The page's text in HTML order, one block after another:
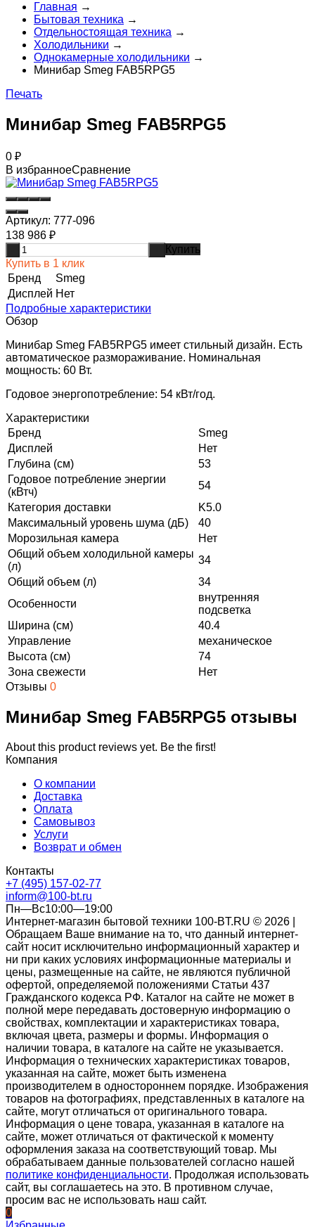
Главная →
Бытовая техника →
Отдельностоящая техника →
Холодильники →
Однокамерные холодильники →
Минибар Smeg FAB5RPG5
Печать
Минибар Smeg FAB5RPG5
0 ₽
В избранноеСравнение
Артикул: 777-096
138 986 ₽
Купить
Купить в 1 клик
Бренд
Smeg
Дисплей Нет
Подробные характеристики
Обзор
Минибар Smeg FAB5RPG5 имеет стильный дизайн. Есть
автоматическое размораживание. Номинальная
мощность: 60 Вт.
Годовое энергопотребление: 54 кВт/год.
Характеристики
Бренд
Smeg
Дисплей
Нет
Глубина (см)
53
Годовое потребление энергии
(кВтч)
54
Категория доставки
K5.0
Максимальный уровень шума (дБ)
40
Морозильная камера
Нет
Общий объем холодильной камеры
(л)
34
Общий объем (л)
34
Особенности
внутренняя
подсветка
Ширина (см)
40.4
Управление
механическое
Высота (см)
74
Зона свежести
Нет
Отзывы 0
Минибар Smeg FAB5RPG5 отзывы
About this product reviews yet. Be the first!
Компания
О компании
Доставка
Оплата
Самовывоз
Услуги
Возврат и обмен
Контакты
+7 (495) 157-02-77
inform@100-bt.ru
Пн—Вс10:00—19:00
Интернет-магазин бытовой техники 100-BT.RU © 2026 |
Обращаем Ваше внимание на то, что данный интернет-
сайт носит исключительно информационный характер и
ни при каких условиях информационные материалы и
цены, размещенные на сайте, не являются публичной
офертой, определяемой положениями Статьи 437
Гражданского кодекса РФ. Каталог на сайте не может в
полной мере передавать достоверную информацию о
свойствах, комплектации и характеристиках товара,
включая цвета, размеры и формы. Информация о
наличии товара, в каталоге на сайте не указывается.
Информация о технических характеристиках товаров,
указанная на сайте, может быть изменена
производителем в одностороннем порядке. Изображения
товаров на фотографиях, представленных в каталоге на
сайте, могут отличаться от оригинального товара.
Информация о цене товара, указанная в каталоге на
сайте, может отличаться от фактической к моменту
оформления заказа на соответствующий товар. Мы
обрабатываем данные пользователей согласно нашей
политике конфиденциальности. Продолжая использовать
сайт, вы соглашаетесь на это. В противном случае,
просим вас не использовать наш сайт.
0